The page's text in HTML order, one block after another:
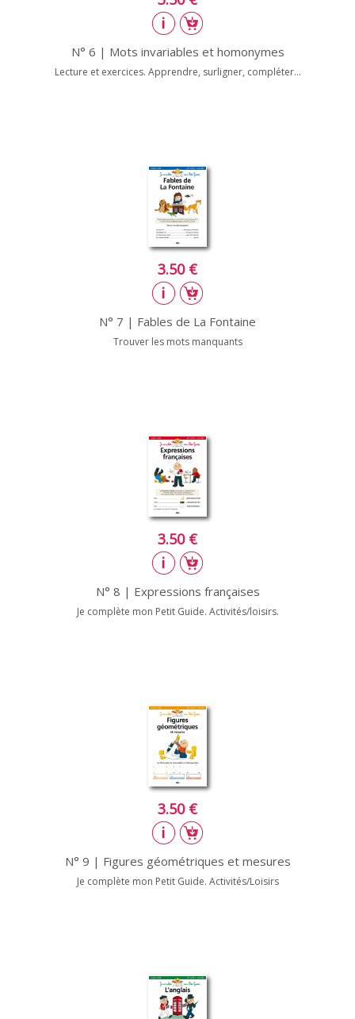
N° 6 | Mots invariables et homonymes
Lecture et exercices. Apprendre, surligner, compléter...
3.50 €
N° 7 | Fables de La Fontaine
Trouver les mots manquants
3.50 €
N° 8 | Expressions françaises
Je complète mon Petit Guide. Activités/loisirs.
3.50 €
N° 9 | Figures géométriques et mesures
Je complète mon Petit Guide. Activités/Loisirs